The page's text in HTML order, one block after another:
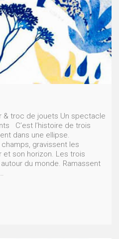
& troc de jouets Un spectacle
C’est l’histoire de trois
dans une ellipse.
gravissent les
et son horizon. Les trois
du monde. Ramassent